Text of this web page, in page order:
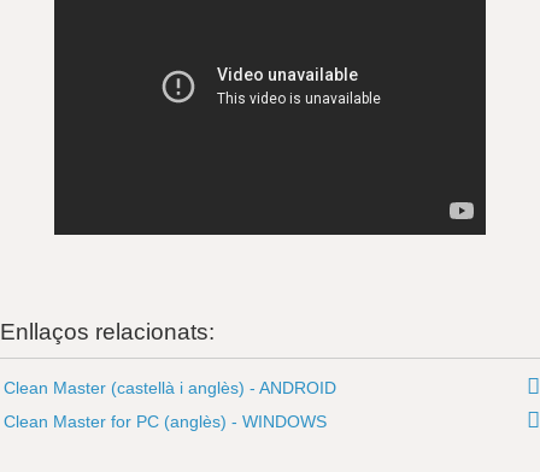
Enllaços relacionats:
Clean Master (castellà i anglès) - ANDROID
Clean Master for PC (anglès) - WINDOWS